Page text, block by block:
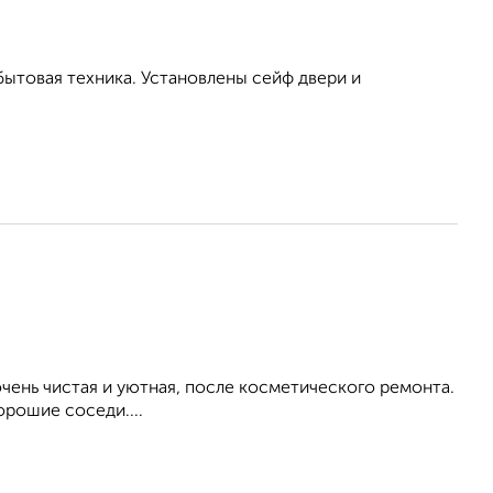
техника. Установлены сейф двери и
чистая и уютная, после косметического ремонта.
соседи....